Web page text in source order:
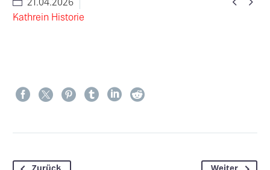
21.04.2026
Kathrein Historie